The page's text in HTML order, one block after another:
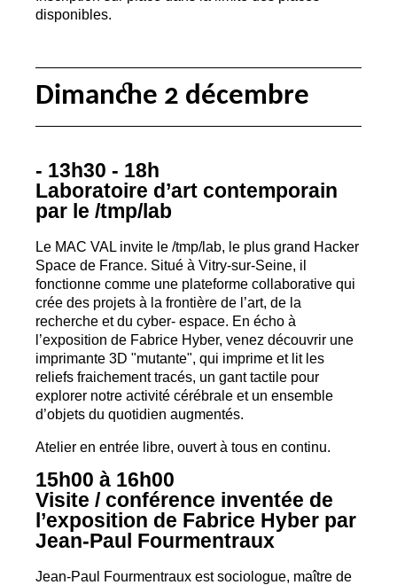
disponibles.
Dimanche 2 décembre
- 13h30 - 18h
Laboratoire d’art contemporain
par le /tmp/lab
Le MAC VAL invite le /tmp/lab, le plus grand Hacker
Space de France. Situé à Vitry-sur-Seine, il
fonctionne comme une plateforme collaborative qui
crée des projets à la frontière de l’art, de la
recherche et du cyber- espace. En écho à
l’exposition de Fabrice Hyber, venez découvrir une
imprimante 3D "mutante", qui imprime et lit les
reliefs fraichement tracés, un gant tactile pour
explorer notre activité cérébrale et un ensemble
d’objets du quotidien augmentés.
Atelier en entrée libre, ouvert à tous en continu.
15h00 à 16h00
Visite / conférence inventée de
l’exposition de Fabrice Hyber par
Jean-Paul Fourmentraux
Jean-Paul Fourmentraux est sociologue, maître de